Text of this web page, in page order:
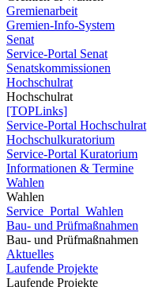
Gremienarbeit
Gremien-Info-System
Senat
Service-Portal Senat
Senatskommissionen
Hochschulrat
Hochschulrat
[TOPLinks]
Service-Portal Hochschulrat
Hochschulkuratorium
Service-Portal Kuratorium
Informationen & Termine
Wahlen
Wahlen
Service_Portal_Wahlen
Bau- und Prüfmaßnahmen
Bau- und Prüfmaßnahmen
Aktuelles
Laufende Projekte
Laufende Projekte